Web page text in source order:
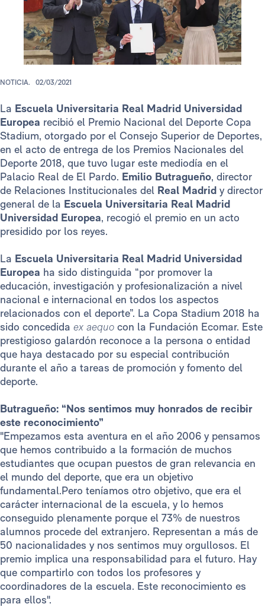
NOTICIA. 02/03/2021
La Escuela Universitaria Real Madrid Universidad
Europea recibió el Premio Nacional del Deporte Copa
Stadium, otorgado por el Consejo Superior de Deportes,
en el acto de entrega de los Premios Nacionales del
Deporte 2018, que tuvo lugar este mediodía en el
Palacio Real de El Pardo. Emilio Butragueño, director
de Relaciones Institucionales del Real Madrid y director
general de la Escuela Universitaria Real Madrid
Universidad Europea, recogió el premio en un acto
presidido por los reyes.
La Escuela Universitaria Real Madrid Universidad
Europea ha sido distinguida “por promover la
educación, investigación y profesionalización a nivel
nacional e internacional en todos los aspectos
relacionados con el deporte”. La Copa Stadium 2018 ha
sido concedida ex aequo con la Fundación Ecomar. Este
prestigioso galardón reconoce a la persona o entidad
que haya destacado por su especial contribución
durante el año a tareas de promoción y fomento del
deporte.
Butragueño: “Nos sentimos muy honrados de recibir
este reconocimiento”
"Empezamos esta aventura en el año 2006 y pensamos
que hemos contribuido a la formación de muchos
estudiantes que ocupan puestos de gran relevancia en
el mundo del deporte, que era un objetivo
fundamental.Pero teníamos otro objetivo, que era el
carácter internacional de la escuela, y lo hemos
conseguido plenamente porque el 73% de nuestros
alumnos procede del extranjero. Representan a más de
50 nacionalidades y nos sentimos muy orgullosos. El
premio implica una responsabilidad para el futuro. Hay
que compartirlo con todos los profesores y
coordinadores de la escuela. Este reconocimiento es
para ellos".